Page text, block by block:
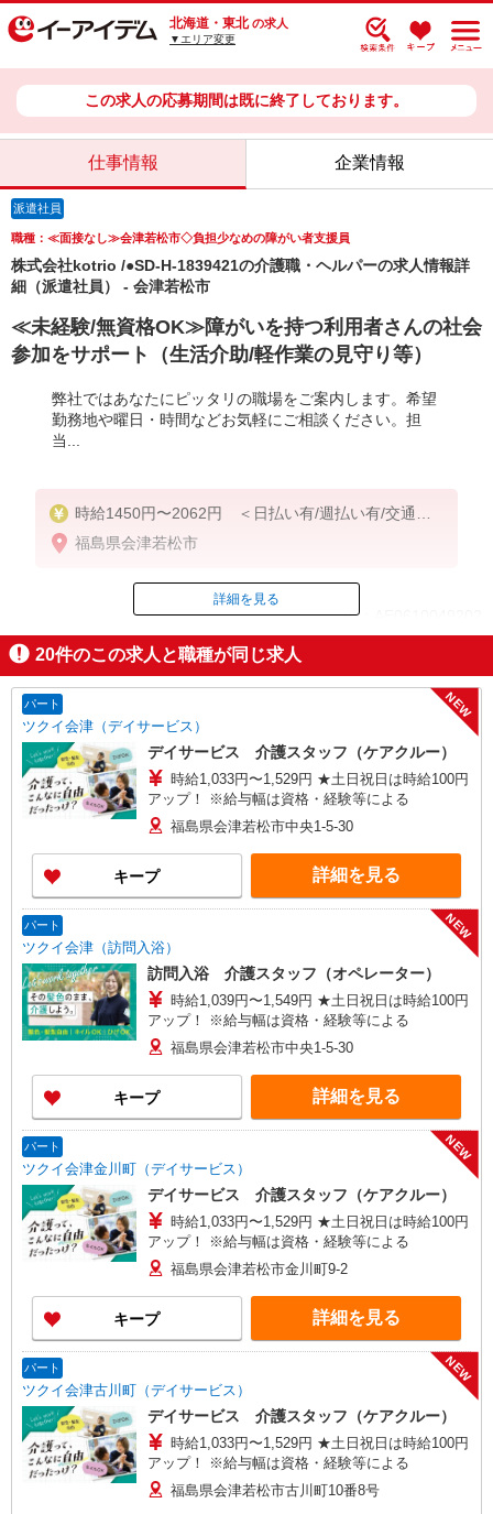
北海道・東北 の求人
▼エリア変更
この求人の応募期間は既に終了しております。
仕事情報 企業情報
派遣社員
職種：≪面接なし≫会津若松市◇負担少なめの障がい者支援員
株式会社kotrio /●SD-H-1839421の介護職・ヘルパーの求人情報詳
細（派遣社員） - 会津若松市
≪未経験/無資格OK≫障がいを持つ利用者さんの社会
参加をサポート（生活介助/軽作業の見守り等）
弊社ではあなたにピッタリの職場をご案内します。希望
勤務地や曜日・時間などお気軽にご相談ください。担
当...
時給1450円〜2062円 ＜日払い有/週払い有/交通費
全支給(ガソリン代含む)＞
福島県会津若松市
ID：AE0610049202
掲載期間終了
詳細を見る
20件のこの求人と職種が同じ求人
パート
ツクイ会津（デイサービス）
NEW
デイサービス 介護スタッフ（ケアクルー）
時給1,033円〜1,529円 ★土日祝日は時給100円
アップ！ ※給与幅は資格・経験等による
福島県会津若松市中央1-5-30
キープ 詳細を見る
パート
ツクイ会津（訪問入浴）
NEW
訪問入浴 介護スタッフ（オペレーター）
時給1,039円〜1,549円 ★土日祝日は時給100円
アップ！ ※給与幅は資格・経験等による
福島県会津若松市中央1-5-30
キープ 詳細を見る
パート
ツクイ会津金川町（デイサービス）
NEW
デイサービス 介護スタッフ（ケアクルー）
時給1,033円〜1,529円 ★土日祝日は時給100円
アップ！ ※給与幅は資格・経験等による
福島県会津若松市金川町9-2
キープ 詳細を見る
パート
ツクイ会津古川町（デイサービス）
NEW
デイサービス 介護スタッフ（ケアクルー）
時給1,033円〜1,529円 ★土日祝日は時給100円
アップ！ ※給与幅は資格・経験等による
福島県会津若松市古川町10番8号